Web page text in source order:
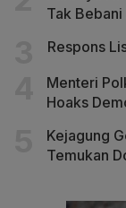
Tak Bebani
Respons
Menteri
Hoaks
Kejagung
Temukan